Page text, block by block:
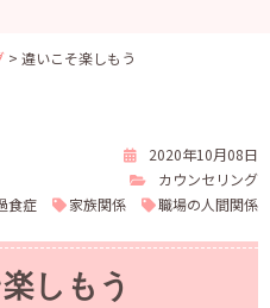
> 違いこそ楽しもう
2020年10月08日
カウンセリング
食症 家族関係 職場の人間関係
しもう